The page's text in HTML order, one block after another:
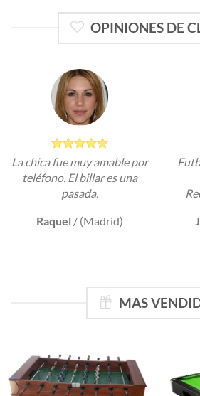
OPINIONES DE
La chica fue muy amable por
teléfono. El billar es una
pasada.
Raquel / (Madrid)
MAS